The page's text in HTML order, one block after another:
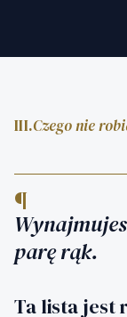
III.Czego nie
Ta lista jest
¶
parę rąk.